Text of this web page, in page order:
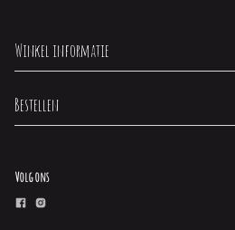
Winkel informatie
Bestellen
Volg ons